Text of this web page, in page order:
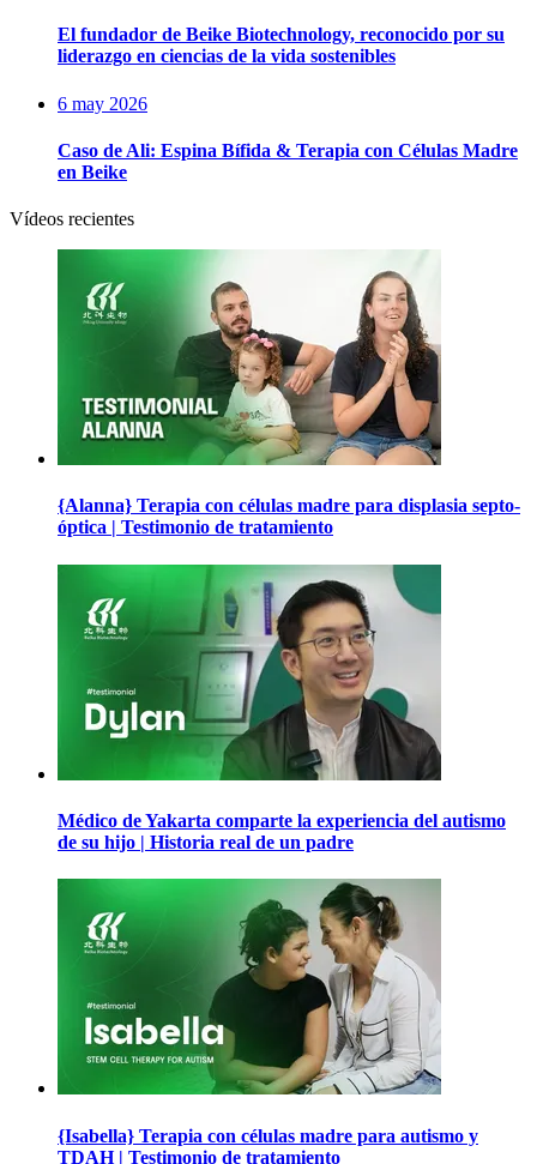
El fundador de Beike Biotechnology, reconocido por su
liderazgo en ciencias de la vida sostenibles
6 may 2026
Caso de Ali: Espina Bífida & Terapia con Células Madre
en Beike
Vídeos recientes
{Alanna} Terapia con células madre para displasia septo-
óptica | Testimonio de tratamiento
Médico de Yakarta comparte la experiencia del autismo
de su hijo | Historia real de un padre
{Isabella} Terapia con células madre para autismo y
TDAH | Testimonio de tratamiento